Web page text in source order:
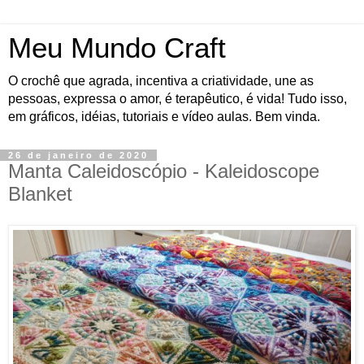
Meu Mundo Craft
O crochê que agrada, incentiva a criatividade, une as
pessoas, expressa o amor, é terapêutico, é vida! Tudo isso,
em gráficos, idéias, tutoriais e vídeo aulas. Bem vinda.
26 de janeiro de 2020
Manta Caleidoscópio - Kaleidoscope
Blanket